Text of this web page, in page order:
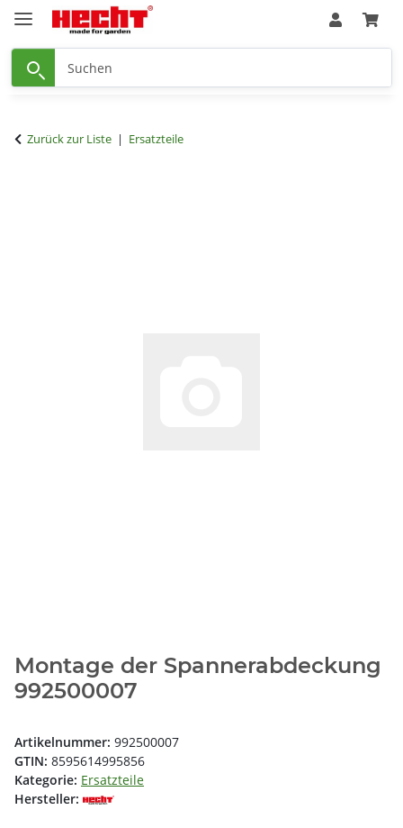
Zurück zur Liste Ersatzteile
Montage der Spannerabdeckung
992500007
Artikelnummer: 992500007
GTIN: 8595614995856
Kategorie: Ersatzteile
Hersteller: